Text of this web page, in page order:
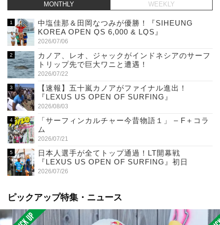
MONTHLY WEEKLY
中塩佳那＆田岡なつみが優勝！『SIHEUNG
KOREA OPEN QS 6,000 & LQS』
2026/07/06
カノア、レオ、ジャックがインドネシアのサーフ
トリップ先で巨大ワニと遭遇！
2026/07/22
【速報】五十嵐カノアがファイナル進出！
『LEXUS US OPEN OF SURFING』
2026/08/03
「サーフィンカルチャー今昔物語１」 – F＋コラ
ム
2026/07/21
日本人選手が全てトップ通過！LT開幕戦
『LEXUS US OPEN OF SURFING』初日
2026/07/26
ピックアップ特集・ニュース